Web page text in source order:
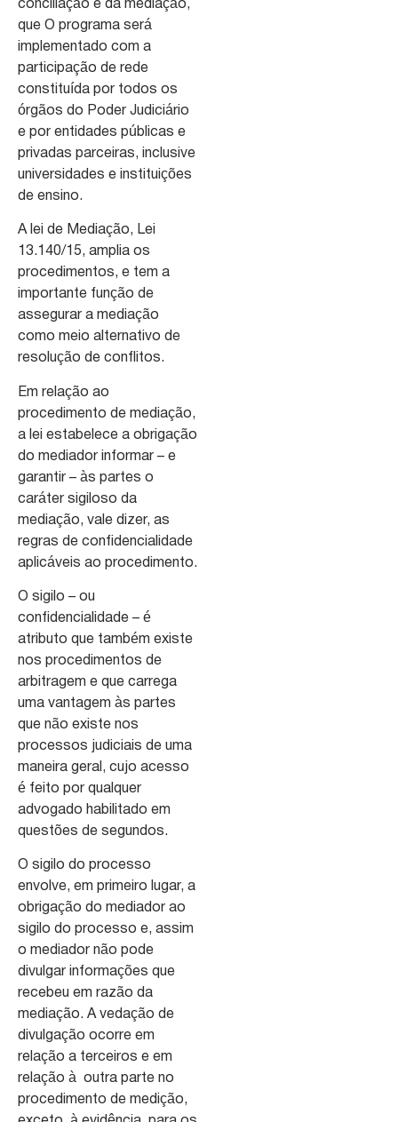
conciliação e da mediação,
que O programa será
implementado com a
participação de rede
constituída por todos os
órgãos do Poder Judiciário
e por entidades públicas e
privadas parceiras, inclusive
universidades e instituições
de ensino.
A lei de Mediação, Lei
13.140/15, amplia os
procedimentos, e tem a
importante função de
assegurar a mediação
como meio alternativo de
resolução de conflitos.
Em relação ao
procedimento de mediação,
a lei estabelece a obrigação
do mediador informar – e
garantir – às partes o
caráter sigiloso da
mediação, vale dizer, as
regras de confidencialidade
aplicáveis ao procedimento.
O sigilo – ou
confidencialidade – é
atributo que também existe
nos procedimentos de
arbitragem e que carrega
uma vantagem às partes
que não existe nos
processos judiciais de uma
maneira geral, cujo acesso
é feito por qualquer
advogado habilitado em
questões de segundos.
O sigilo do processo
envolve, em primeiro lugar, a
obrigação do mediador ao
sigilo do processo e, assim
o mediador não pode
divulgar informações que
recebeu em razão da
mediação. A vedação de
divulgação ocorre em
relação a terceiros e em
relação à outra parte no
procedimento de medição,